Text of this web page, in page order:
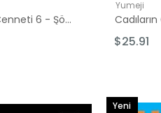
Cadıların Cenneti 6 - Şömizli
Yumeji
$25.91
Yeni